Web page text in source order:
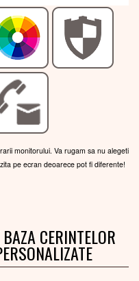
monitorului. Va rugam sa nu alegeti
pe ecran deoarece pot fi diferente!
CERINTELOR